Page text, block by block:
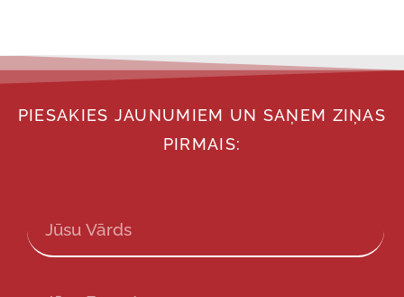
PIESAKIES JAUNUMIEM UN SAŅEM ZIŅAS
PIRMAIS: